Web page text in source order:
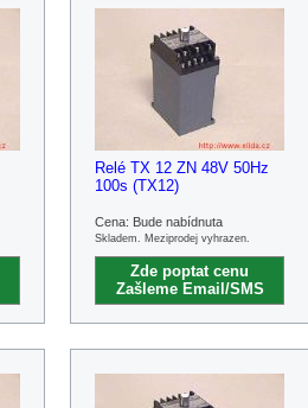
Relé TX 12 ZN 48V 50Hz
100s (TX12)
Cena: Bude nabídnuta
Skladem. Meziprodej vyhrazen.
Zde poptat cenu
Zašleme Email/SMS